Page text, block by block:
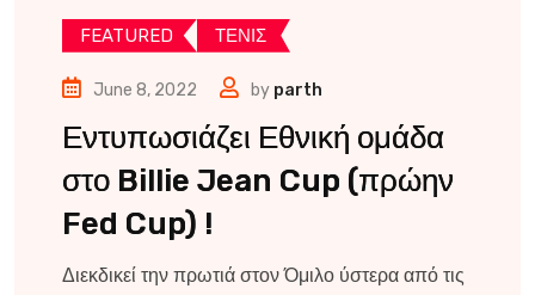
FEATURED ΤΕΝΙΣ
June 8, 2022 by parth
Εντυπωσιάζει Εθνική ομάδα
στο Billie Jean Cup (πρώην
Fed Cup) !
Διεκδικεί την πρωτιά στον Όμιλο ύστερα από τις